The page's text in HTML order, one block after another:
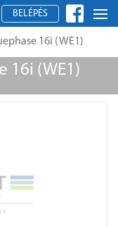
BELÉPÉS
16i (WE1)
16i (WE1)